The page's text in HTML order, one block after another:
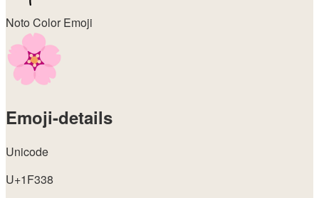
Noto Color Emoji
Emoji-details
Unicode
U+1F338